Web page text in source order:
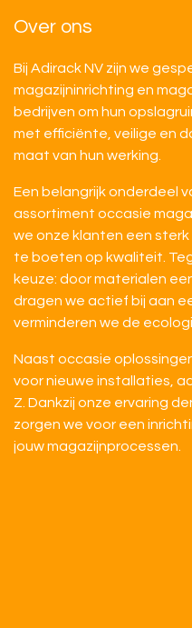
Over ons
Bij Adirack NV zijn we
magazijninrichting en
bedrijven om hun
met efficiënte, veilige en
maat van hun werking.
Een belangrijk onderdeel
assortiment occasie
we onze klanten een
te boeten op kwaliteit.
keuze: door materialen
dragen we actief bij aan
verminderen we de
Naast occasie
voor nieuwe installaties,
Z. Dankzij onze ervaring
zorgen we voor een
jouw magazijnprocessen.